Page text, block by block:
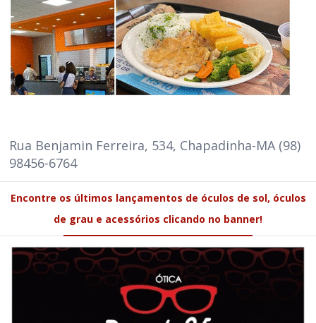
Rua Benjamin Ferreira, 534, Chapadinha-MA (98)
98456-6764
Encontre os últimos lançamentos de óculos de sol, óculos
de grau e acessórios clicando no banner!